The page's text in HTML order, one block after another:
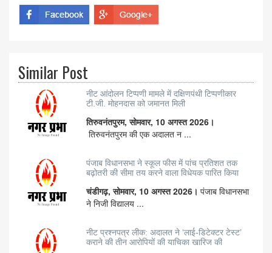
Similar Post
नीट आंदोलन टिप्पणी मामले में दक्षिणपंथी टिप्पणीकार
टी.जी. मोहनदास को जमानत मिली
तिरुवनंतपुरम, सोमवार, 10 अगस्त 2026।
तिरुवनंतपुरम की एक अदालत न ...
पंजाब विधानसभा ने स्कूल फीस में पांच प्रतिशत तक
बढ़ोतरी की सीमा तय करने वाला विधेयक पारित किया
चंडीगढ़, सोमवार, 10 अगस्त 2026। पंजाब विधानसभा
ने निजी विद्यालय ...
नीट प्रश्नपत्र लीक: अदालत ने ‘लाई-डिटेक्टर टेस्ट’
कराने की तीन आरोपियों की याचिका खारिज की